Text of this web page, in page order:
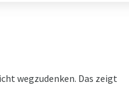
wegzudenken. Das zeigt